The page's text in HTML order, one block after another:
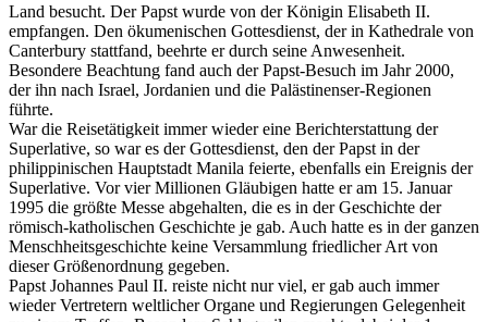
Land besucht. Der Papst wurde von der Königin Elisabeth II.
empfangen. Den ökumenischen Gottesdienst, der in Kathedrale von
Canterbury stattfand, beehrte er durch seine Anwesenheit.
Besondere Beachtung fand auch der Papst-Besuch im Jahr 2000,
der ihn nach Israel, Jordanien und die Palästinenser-Regionen
führte.
War die Reisetätigkeit immer wieder eine Berichterstattung der
Superlative, so war es der Gottesdienst, den der Papst in der
philippinischen Hauptstadt Manila feierte, ebenfalls ein Ereignis der
Superlative. Vor vier Millionen Gläubigen hatte er am 15. Januar
1995 die größte Messe abgehalten, die es in der Geschichte der
römisch-katholischen Geschichte je gab. Auch hatte es in der ganzen
Menschheitsgeschichte keine Versammlung friedlicher Art von
dieser Größenordnung gegeben.
Papst Johannes Paul II. reiste nicht nur viel, er gab auch immer
wieder Vertretern weltlicher Organe und Regierungen Gelegenheit